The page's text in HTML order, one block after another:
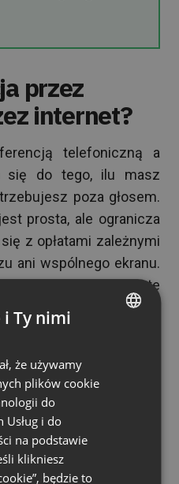
przez
internet?
telefoniczną a
się do tego, ilu masz
poza głosem.
prosta, ale ogranicza
z opłatami zależnymi
ani wspólnego ekranu.
internet znosi te
osób jednocześnie,
ekranu, a
do kliknięcia w link z
na pracę zdalną
wygrywa.
wirtualnymi
interaktywne funkcje i
FRENCH
RUSSIAN
SPANISH
i Ty nimi
że używamy
plików cookie
do
Usług i do
na podstawie
klikniesz
będzie to